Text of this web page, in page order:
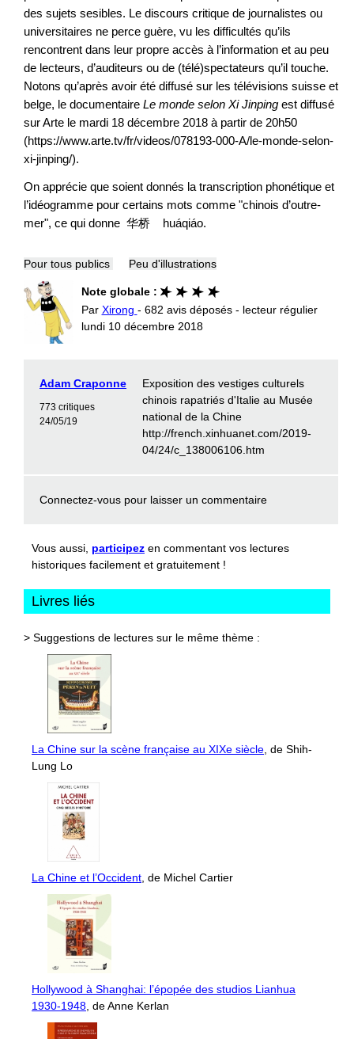
des sujets sesibles. Le discours critique de journalistes ou
universitaires ne perce guère, vu les difficultés qu’ils
rencontrent dans leur propre accès à l’information et au peu
de lecteurs, d’auditeurs ou de (télé)spectateurs qu’il touche.
Notons qu’après avoir été diffusé sur les télévisions suisse et
belge, le documentaire Le monde selon Xi Jinping est diffusé
sur Arte le mardi 18 décembre 2018 à partir de 20h50
(https://www.arte.tv/fr/videos/078193-000-A/le-monde-selon-
xi-jinping/).
On apprécie que soient donnés la transcription phonétique et
l’idéogramme pour certains mots comme "chinois d’outre-
mer", ce qui donne 华桥 huáqiáo.
Pour tous publics Peu d'illustrations
Note globale :
Par Xirong - 682 avis déposés - lecteur régulier
lundi 10 décembre 2018
Adam Craponne
773 critiques
24/05/19
Exposition des vestiges culturels
chinois rapatriés d'Italie au Musée
national de la Chine
http://french.xinhuanet.com/2019-
04/24/c_138006106.htm
Connectez-vous pour laisser un commentaire
Vous aussi, participez en commentant vos lectures
historiques facilement et gratuitement !
Livres liés
> Suggestions de lectures sur le même thème :
La Chine sur la scène française au XIXe siècle , de Shih-
Lung Lo
La Chine et l’Occident , de Michel Cartier
Hollywood à Shanghai: l’épopée des studios Lianhua
1930-1948 , de Anne Kerlan